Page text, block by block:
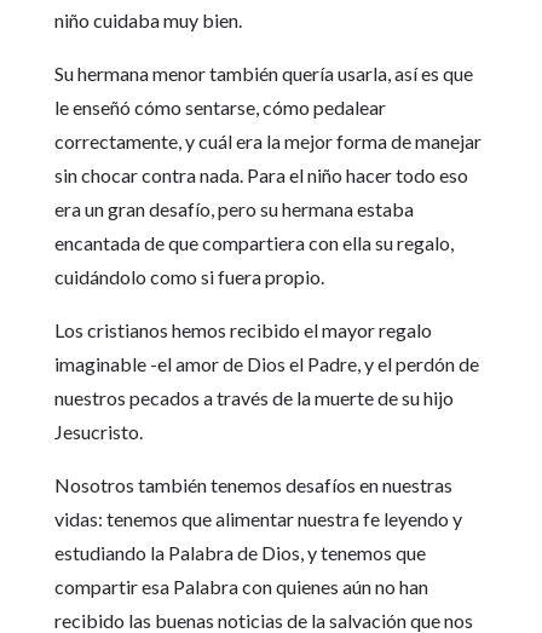
niño cuidaba muy bien.
Su hermana menor también quería usarla, así es que
le enseñó cómo sentarse, cómo pedalear
correctamente, y cuál era la mejor forma de manejar
sin chocar contra nada. Para el niño hacer todo eso
era un gran desafío, pero su hermana estaba
encantada de que compartiera con ella su regalo,
cuidándolo como si fuera propio.
Los cristianos hemos recibido el mayor regalo
imaginable -el amor de Dios el Padre, y el perdón de
nuestros pecados a través de la muerte de su hijo
Jesucristo.
Nosotros también tenemos desafíos en nuestras
vidas: tenemos que alimentar nuestra fe leyendo y
estudiando la Palabra de Dios, y tenemos que
compartir esa Palabra con quienes aún no han
recibido las buenas noticias de la salvación que nos